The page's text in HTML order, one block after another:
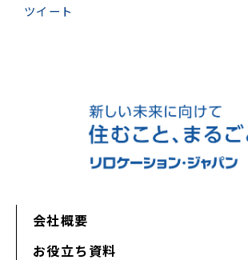
ツイート
会社概要
お役立ち資料